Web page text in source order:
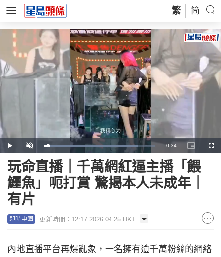
繁 简
Play Unmute Loaded:
84.32%
Remaining
Time
-0:34
Picture-
in-
玩命直播｜千萬網紅逼主播「餵
鱷魚」呃打賞 驚揭本人未成年｜
有片
即時中國 更新時間：12:17 2026-04-25 HKT
內地直播平台再爆亂象，一名擁有逾千萬粉絲的網絡